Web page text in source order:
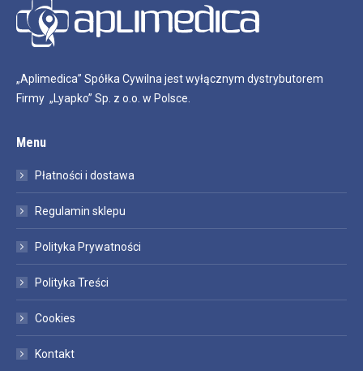
„Aplimedica” Spółka Cywilna jest wyłącznym dystrybutorem
Firmy „Lyapko” Sp. z o.o. w Polsce.
Menu
Płatności i dostawa
Regulamin sklepu
Polityka Prywatności
Polityka Treści
Cookies
Kontakt